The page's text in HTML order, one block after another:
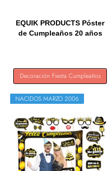
EQUIK PRODUCTS Póster
de Cumpleaños 20 años
Decoración Fiesta Cumpleaños
NACIDOS MARZO 2006